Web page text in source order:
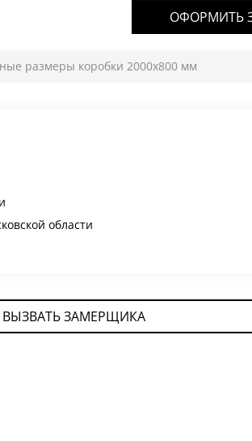
ОФОРМИТЬ
размеры коробки 2000х800 мм
области
ВЫЗВАТЬ ЗАМЕРЩИКА